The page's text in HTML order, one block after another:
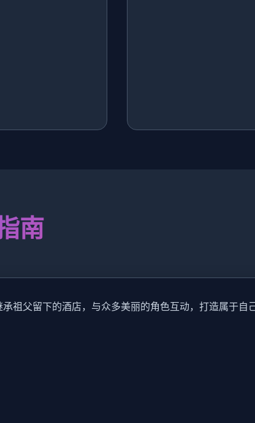
南
祖父留下的酒店，与众多美丽的角色互动，打造属于自